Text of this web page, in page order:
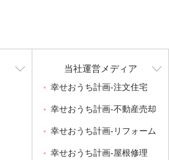
当社運営メディア
幸せおうち計画-注文住宅
幸せおうち計画-不動産売却
幸せおうち計画-リフォーム
幸せおうち計画-屋根修理